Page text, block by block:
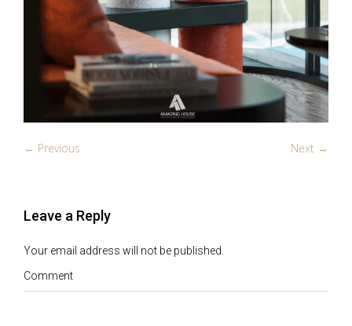
← Previous Next →
Leave a Reply
Your email address will not be published.
Comment